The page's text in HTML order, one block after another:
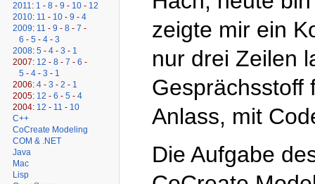
zeigte mir ein
nur drei Zeilen
Gesprächsstoff
Anlass, mit
Die Aufgabe
2011 : 1 -8 -9 - 10 - 12
2010: 11 - 10 -9 -4
2009: 11 -9 -8 -7 -
6 -5 -4 -3
2008:5 -4 -3 - 1
2007: 12 -8 -7 -6 -
5 -4 -3 - 1
2006:4 -3 -2 - 1
2005: 12 -6 -5 -4
2004: 12 - 11 - 10
C++
CoCreate Modeling
COM & .NET
Java
Mac
Lisp